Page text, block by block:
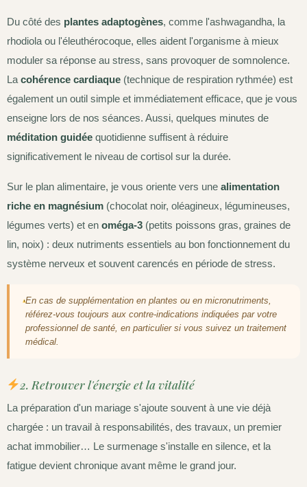
Du côté des plantes adaptogènes, comme l'ashwagandha, la
rhodiola ou l'éleuthérocoque, elles aident l'organisme à mieux
moduler sa réponse au stress, sans provoquer de somnolence.
La cohérence cardiaque (technique de respiration rythmée) est
également un outil simple et immédiatement efficace, que je vous
enseigne lors de nos séances. Aussi, quelques minutes de
méditation guidée quotidienne suffisent à réduire
significativement le niveau de cortisol sur la durée.
Sur le plan alimentaire, je vous oriente vers une alimentation
riche en magnésium (chocolat noir, oléagineux, légumineuses,
légumes verts) et en oméga-3 (petits poissons gras, graines de
lin, noix) : deux nutriments essentiels au bon fonctionnement du
système nerveux et souvent carencés en période de stress.
En cas de supplémentation en plantes ou en micronutriments,
référez-vous toujours aux contre-indications indiquées par votre
professionnel de santé, en particulier si vous suivez un traitement
médical.
2. Retrouver l'énergie et la vitalité
La préparation d'un mariage s'ajoute souvent à une vie déjà
chargée : un travail à responsabilités, des travaux, un premier
achat immobilier… Le surmenage s'installe en silence, et la
fatigue devient chronique avant même le grand jour.